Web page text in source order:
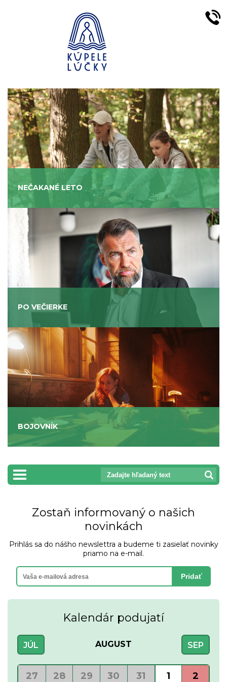
NEČAKANÉ LETO
PO VEČIERKE
BOJOVNÍK
prepnut_navigaciu
Zostaň informovaný o našich
novinkách
Prihlás sa do nášho newslettra a budeme ti zasielať novinky
priamo na e-mail.
Pridať
Kalendár podujatí
AUGUST
JÚL SEP
27 28 29 30 31 1
2